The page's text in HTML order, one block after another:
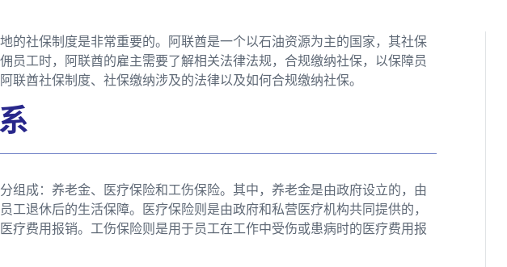
的社保制度是非常重要的。阿联酋是一个以石油资源为主的国家，其社保
员工时，阿联酋的雇主需要了解相关法律法规，合规缴纳社保，以保障员
联酋社保制度、社保缴纳涉及的法律以及如何合规缴纳社保。
组成：养老金、医疗保险和工伤保险。其中，养老金是由政府设立的，由
工退休后的生活保障。医疗保险则是由政府和私营医疗机构共同提供的，
疗费用报销。工伤保险则是用于员工在工作中受伤或患病时的医疗费用报